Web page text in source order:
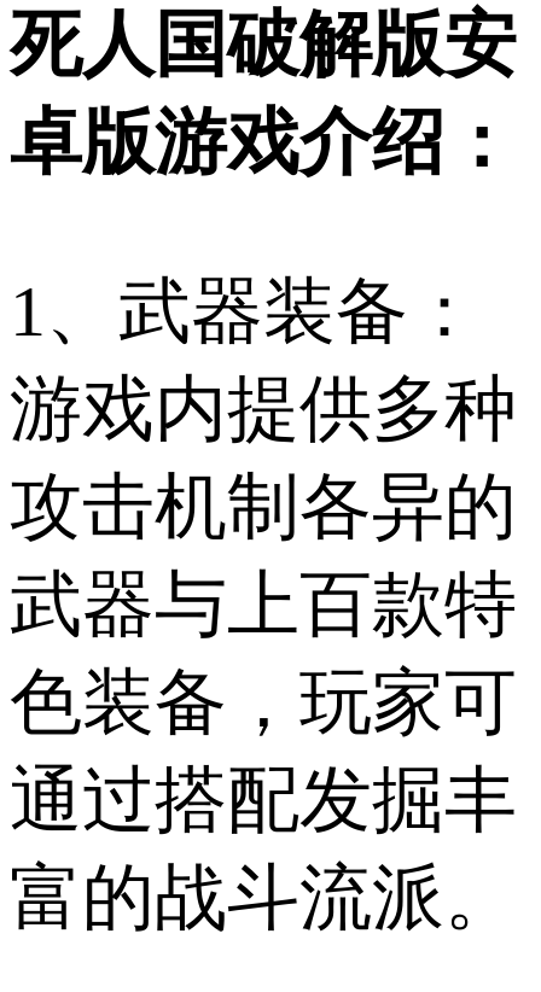
死人国破解版安
卓版游戏介绍：
1、武器装备：
游戏内提供多种
攻击机制各异的
武器与上百款特
色装备，玩家可
通过搭配发掘丰
富的战斗流派。